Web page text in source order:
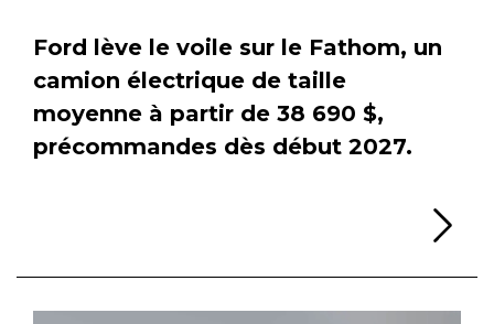
Ford lève le voile sur le Fathom, un
camion électrique de taille
moyenne à partir de 38 690 $,
précommandes dès début 2027.